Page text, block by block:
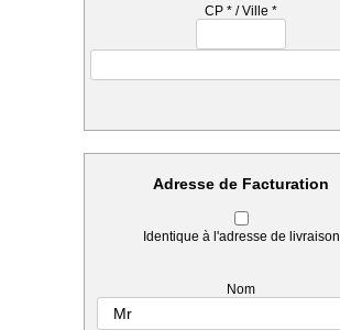
CP * / Ville *
Adresse de Facturation
Identique à l'adresse de livraison
Nom